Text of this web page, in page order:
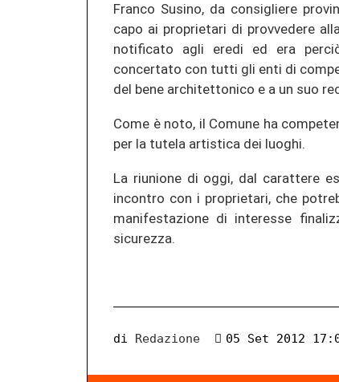
Franco Susino, da consigliere
capo ai proprietari di provvedere
notificato agli eredi ed era
concertato con tutti gli enti di
del bene architettonico e a un suo
Come è noto, il Comune ha
per la tutela artistica dei luoghi.
La riunione di oggi, dal carattere
incontro con i proprietari, che
manifestazione di interesse
sicurezza.
di Redazione 05 Set 2012